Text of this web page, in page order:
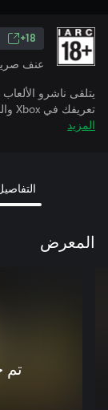
18+
عنف
يتلقى ناشرو
تعريفك في Xbox والبيانات المقترنة بينما تمارس الألعاب.
المزيد
المعرض
تم